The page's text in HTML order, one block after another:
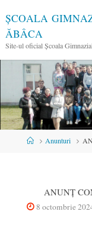
to
content
ȘCOALA GIMNA
ĂBÂCA
Site-ul oficial Școala
HomeAnunturi
ANUNȚ
8 octombrie